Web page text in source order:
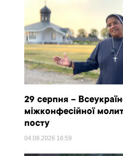
29 серпня –
міжконфесійної
посту
04.08.2026 16:59